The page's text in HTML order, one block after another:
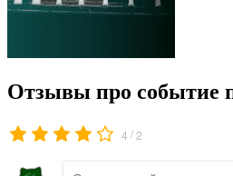
Отзывы про событие
4 /2